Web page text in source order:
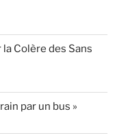
Colère des Sans
par un bus »